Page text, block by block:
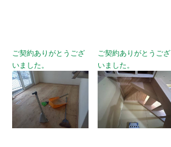
ご契約ありがとうござ
いました。
ご契約ありがとうござ
いました。